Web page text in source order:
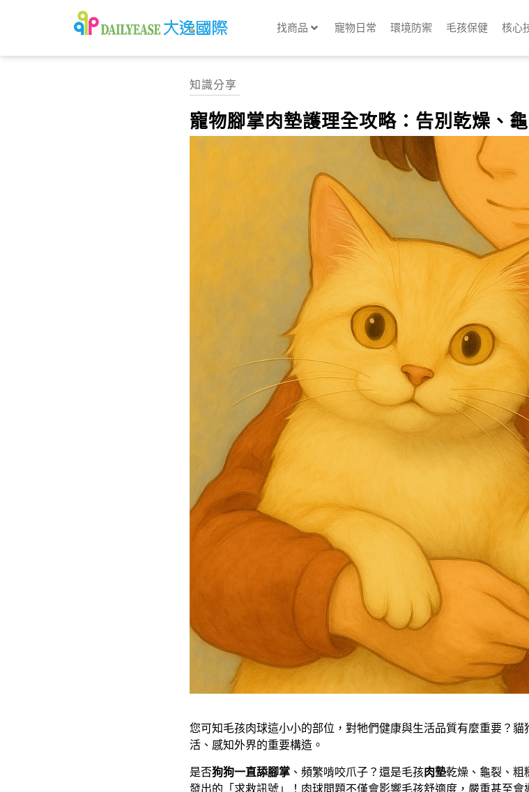
找商品 寵物日常 環境防禦 毛孩保健 核心
知識分享
寵物腳掌肉墊護理全攻略：告別乾燥、
您可知毛孩肉球這小小的部位，對牠們健康與生活品質有麼重要？
活、感知外界的重要構造。
是否狗狗一直舔腳掌 、頻繁啃咬爪子？還是毛孩肉墊乾燥、龜裂、粗
發出的「求救訊號」！肉球問題不僅會影響毛孩舒適度，嚴重甚至會